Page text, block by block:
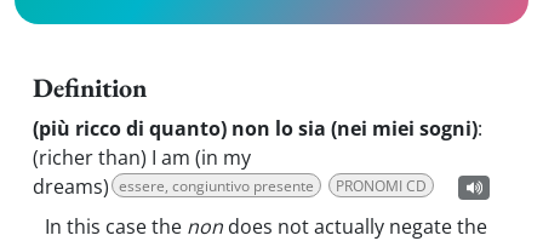
Definition
(più ricco di quanto) non lo sia (nei miei sogni):
(richer than) I am (in my
dreams) essere, congiuntivo presente PRONOMI CD
In this case the non does not actually negate the